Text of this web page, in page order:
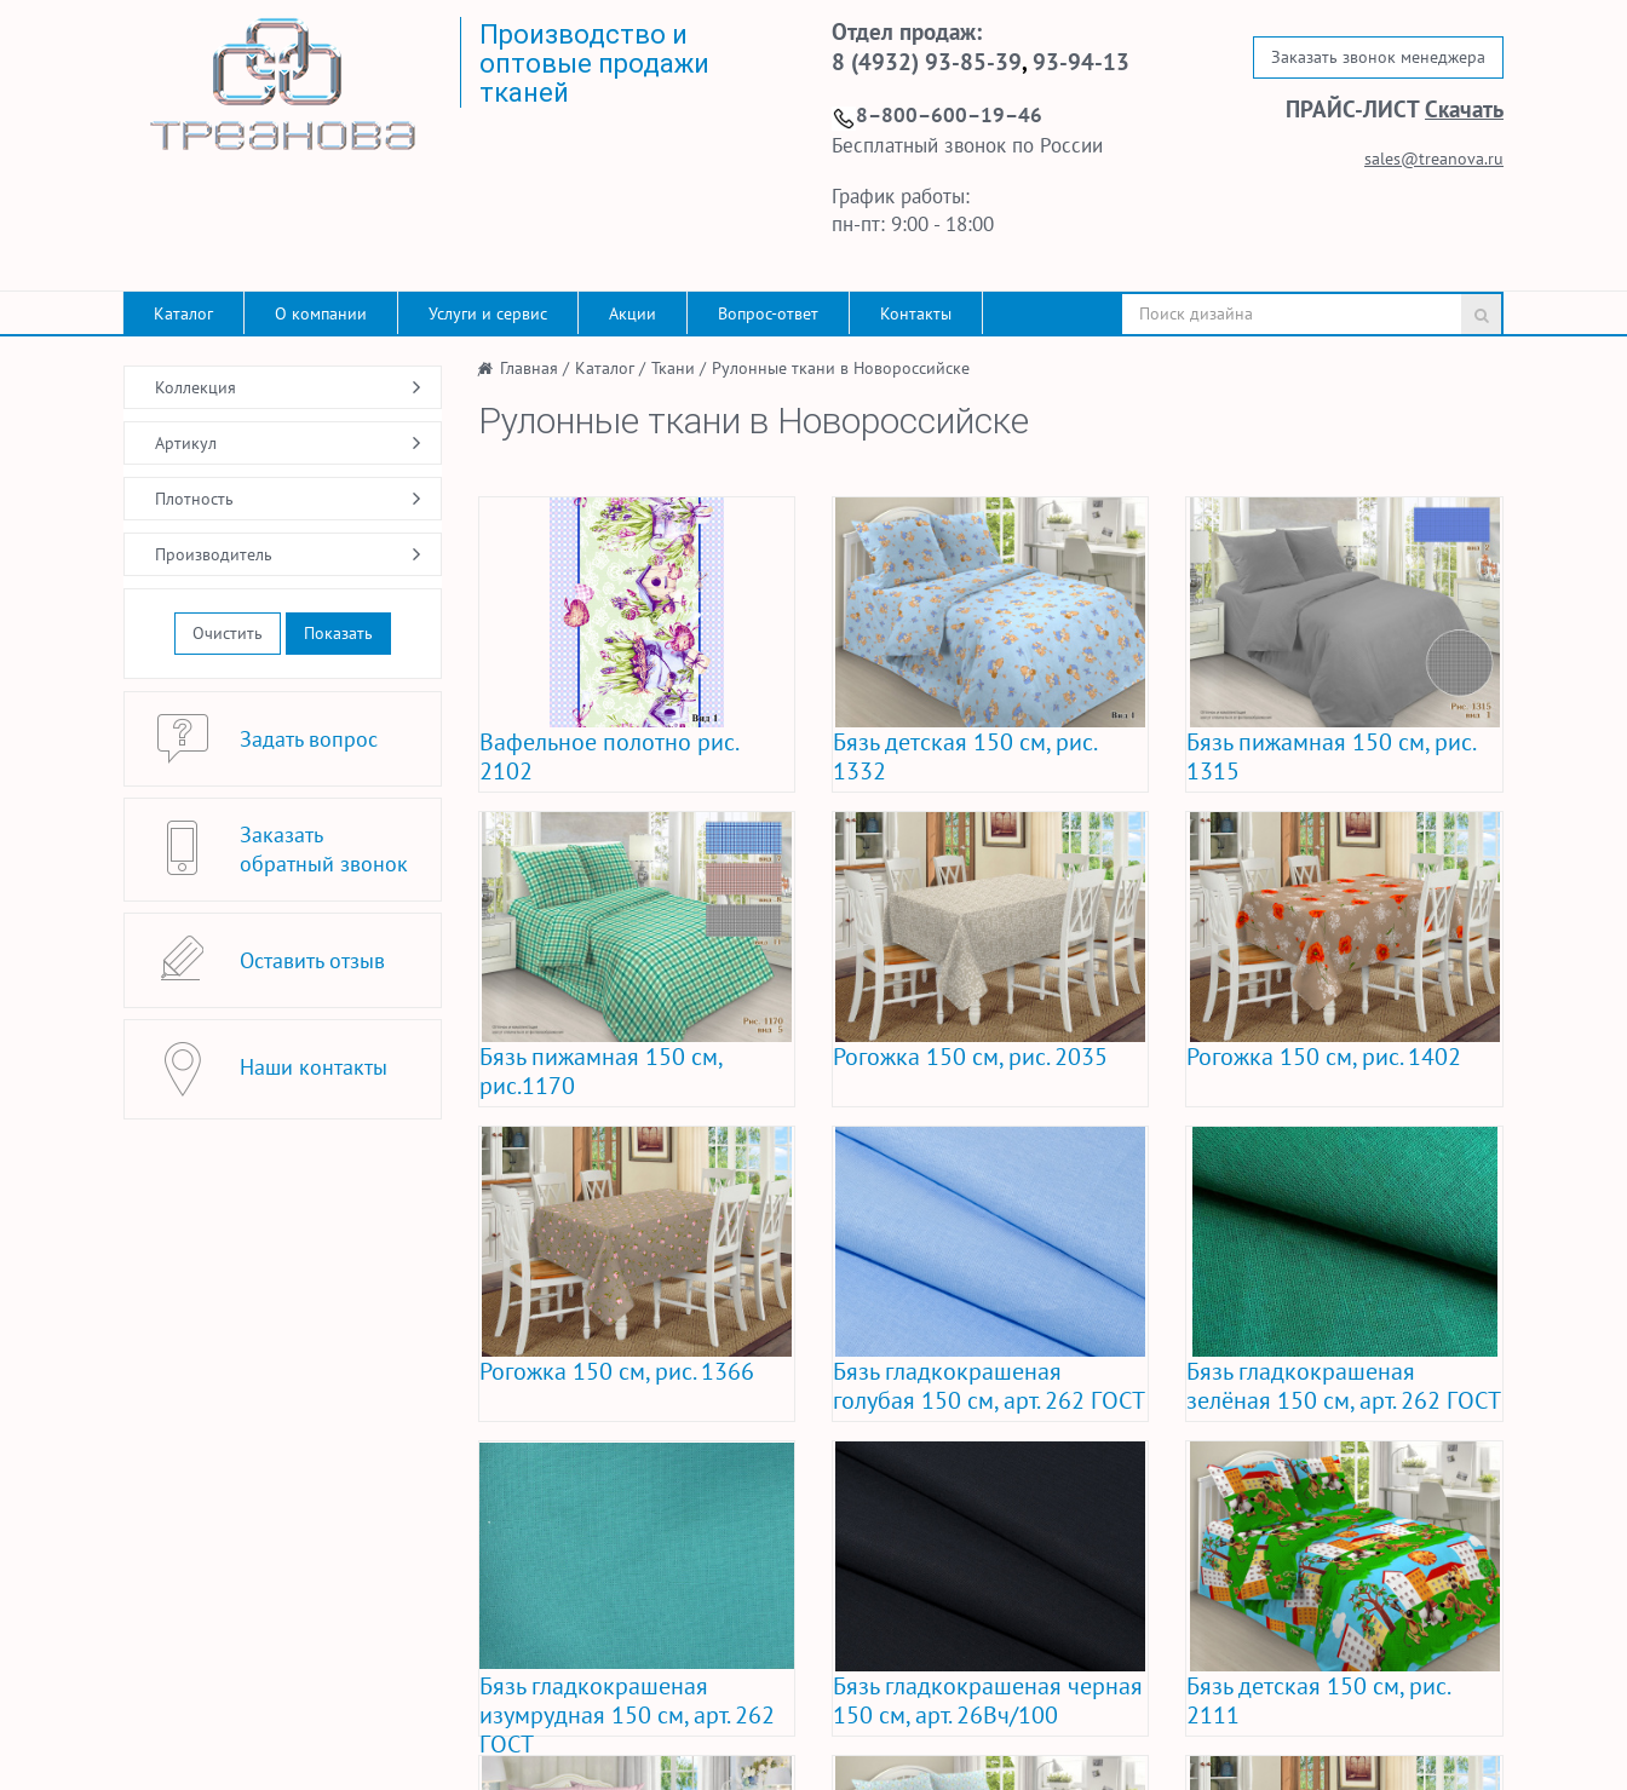
Производство и
оптовые продажи
тканей
Отдел продаж:
8 (4932) 93-85-39, 93-94-13
8–800–600–19–46
Бесплатный звонок по России
График работы:
пн-пт: 9:00 - 18:00
Заказать звонок менеджера
ПРАЙС-ЛИСТСкачать
sales@treanova.ru
Каталог О компании Услуги и сервис Акции Вопрос-ответ Контакты
/ Главная / Каталог/ Ткани / Рулонные ткани в Новороссийске
Рулонные ткани в Новороссийске
Вафельное полотно рис.
2102
Бязь детская 150 см, рис.
1332
Бязь пижамная 150 см, рис.
1315
Бязь пижамная 150 см,
рис.1170
Рогожка 150 см, рис. 2035 Рогожка 150 см, рис. 1402
Рогожка 150 см, рис. 1366
Бязь гладкокрашеная
голубая 150 см, арт. 262 ГОСТ
Бязь гладкокрашеная
зелёная 150 см, арт. 262 ГОСТ
Бязь гладкокрашеная
изумрудная 150 см, арт. 262
ГОСТ
Бязь гладкокрашеная черная
150 см, арт. 26Вч/100
Бязь детская 150 см, рис.
2111
Коллекция
Артикул
Плотность
Производитель
Очистить
Задать вопрос
Заказать
обратный звонок
Оставить отзыв
Наши контакты